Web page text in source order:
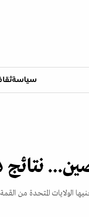
سياسة
الولايات المتحدة من